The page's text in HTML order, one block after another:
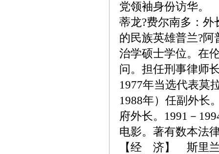
党领袖身份访华。
蒂龙?费尔南多：外
的民族英雄普兰?
治学硕士学位。在
问。担任刑事律师
1977年当选代表莫
1988年）任副外长
府外长。1991－
电影。著有数本法
【经 济】 斯里兰